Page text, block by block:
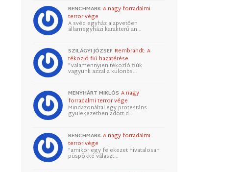
BENCHMARK A nagy forradalmi
terror vége
A svéd egyház alapvetően
államegyházi karakterű an…
SZILÁGYI JÓZSEF Rembrandt: A
tékozló fiú hazatérése
"Valamennyien tékozló fiúk
vagyunk azzal a különbs…
MENYHÁRT MIKLÓS A nagy
forradalmi terror vége
Mindazonáltal egy protestáns
gyülekezetben adott d…
BENCHMARK A nagy forradalmi
terror vége
"amikor egy felekezet hivatalosan
püspökké választ…